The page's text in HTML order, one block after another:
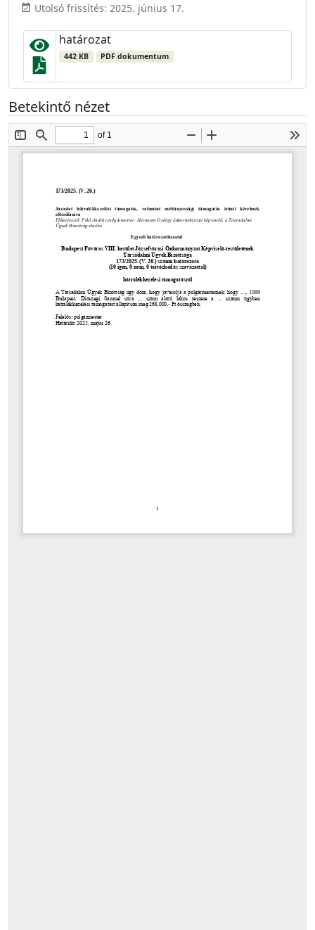
event_available Utolsó frissítés: 2025. június 17.
határozat
442 KB PDF dokumentum
Betekintő nézet